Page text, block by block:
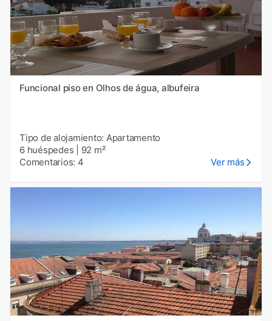
Funcional piso en Olhos de água, albufeira
Tipo de alojamiento: Apartamento
6 huéspedes
92 m²
Comentarios: 4
Ver más